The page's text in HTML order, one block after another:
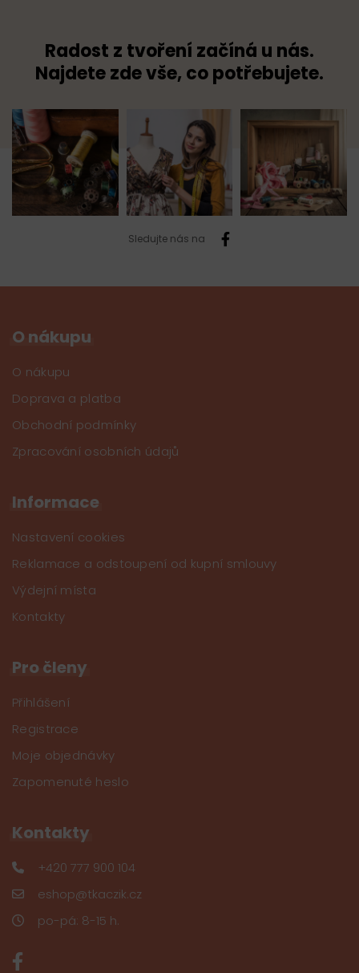
Radost z tvoření začíná u nás.
Najdete zde vše, co potřebujete.
Sledujte nás na
O nákupu
O nákupu
Doprava a platba
Obchodní podmínky
Zpracování osobních údajů
Informace
Nastavení cookies
Reklamace a odstoupení od kupní smlouvy
Výdejní místa
Kontakty
Pro členy
Přihlášení
Registrace
Moje objednávky
Zapomenuté heslo
Kontakty
+420 777 900 104
eshop@tkaczik.cz
po-pá: 8-15 h.